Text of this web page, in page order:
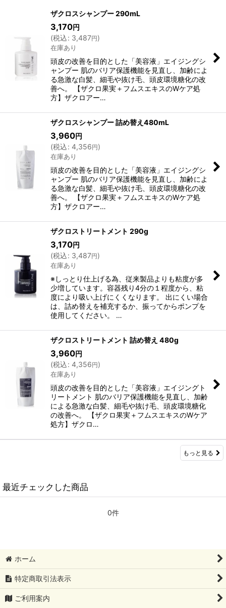
ザクロスシャンプー 290mL
3,170円
(税込: 3,487円)
在庫あり
頭皮の改善を目的とした「美容液」エイジングシ
ャンプー 肌のバリア保護機能を見直し、加齢によ
る急激な白髪、細毛や抜け毛、頭皮環境糖化の改
善へ。 【ザクロ果実＋フムスエキスのWケア処
方】ザクロアー…
ザクロスシャンプー 詰め替え480mL
3,960円
(税込: 4,356円)
在庫あり
頭皮の改善を目的とした「美容液」エイジングシ
ャンプー 肌のバリア保護機能を見直し、加齢によ
る急激な白髪、細毛や抜け毛、頭皮環境糖化の改
善へ。 【ザクロ果実＋フムスエキスのWケア処
方】ザクロアー…
ザクロストリートメント 290g
3,170円
(税込: 3,487円)
在庫あり
※しっとり仕上げる為、従来製品よりも粘度が多
少増しています。容器残り4分の１程度から、粘
度により吸い上げにくくなります。 出にくい場合
は、詰め替えを補充するか、振ってからポンプを
使用してください。 …
ザクロストリートメント 詰め替え 480g
3,960円
(税込: 4,356円)
在庫あり
頭皮の改善を目的とした「美容液」エイジングト
リートメント 肌のバリア保護機能を見直し、加齢
による急激な白髪、細毛や抜け毛、頭皮環境糖化
の改善へ。 【ザクロ果実＋フムスエキスのWケア
処方】ザクロ…
もっと見る
最近チェックした商品
0件
ホーム
特定商取引法表示
ご利用案内